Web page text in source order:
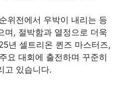
위전에서 우박이 내리는 등
며, 절박함과 열정으로 더욱
년 셀트리온 퀸즈 마스터즈,
요 대회에 출전하며 꾸준히
고 있습니다.